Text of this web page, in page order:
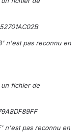
n'est pas reconnu en
fichier de
n'est pas reconnu en